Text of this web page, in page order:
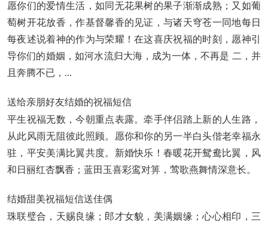
愿你们的爱情生活，如同无花果树的果子渐渐成熟；又如葡
萄树开花放香，作基督馨香的见证，与诸天穹苍一同地每日
每夜述说着神的作为与荣耀！在这喜庆祝福的时刻，愿神引
导你们的婚姻，如河水流归大海，成为一体，不再是 二，并
且奔腾不已，...
送给亲朋好友结婚的祝福短信
平生祝福无数，今朝重点表露。牵手伴侣踏上新的人生路，
从此风雨无阻彼此照顾。愿你和你的另一半白头偕老幸福永
驻，平安美满比翼共度。新婚快乐！春暖花开鸳鸯比翼，风
和日丽红杏飘香；蓝田玉喜彩鸾对箅，莺歌燕舞情深意长。
结婚甜美祝福短信送佳偶
珠联璧合，天赐良缘；郎才女貌，美满姻缘；心心相印，三